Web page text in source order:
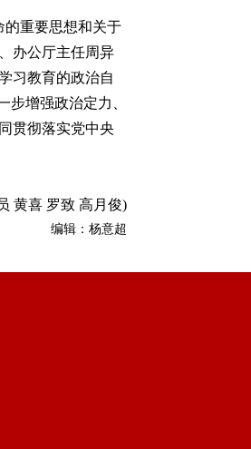
重要思想和关于
办公厅主任周异
习教育的政治自
增强政治定力、
贯彻落实党中央
黄喜 罗致 高月俊)
编辑：杨意超